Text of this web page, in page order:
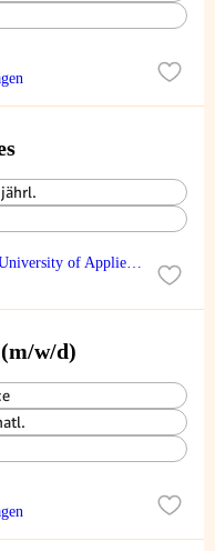
of Applied
w/d)